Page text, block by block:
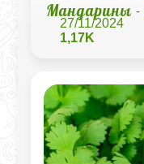
Мандарины
27/11/2024
1,17K